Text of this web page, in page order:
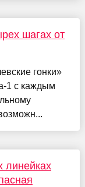
шагах от
гонки»
1 с каждым
линейках